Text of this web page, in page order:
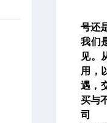
号还
我们
见。
用，
遇，
买与
司